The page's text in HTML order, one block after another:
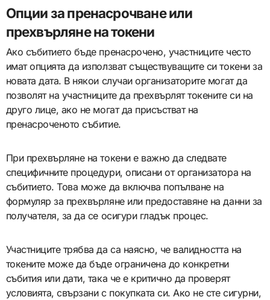
Опции за пренасрочване или
прехвърляне на токени
Ако събитието бъде пренасрочено, участниците често
имат опцията да използват съществуващите си токени за
новата дата. В някои случаи организаторите могат да
позволят на участниците да прехвърлят токените си на
друго лице, ако не могат да присъстват на
пренасроченото събитие.
При прехвърляне на токени е важно да следвате
специфичните процедури, описани от организатора на
събитието. Това може да включва попълване на
формуляр за прехвърляне или предоставяне на данни за
получателя, за да се осигури гладък процес.
Участниците трябва да са наясно, че валидността на
токените може да бъде ограничена до конкретни
събития или дати, така че е критично да проверят
условията, свързани с покупката си. Ако не сте сигурни,